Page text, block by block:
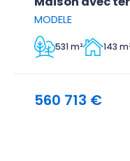
MODELE
531 m² 143
560 713 €